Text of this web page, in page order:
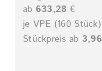
ab 633,28 €
je VPE (160 Stück)
Stückpreis ab 3,96